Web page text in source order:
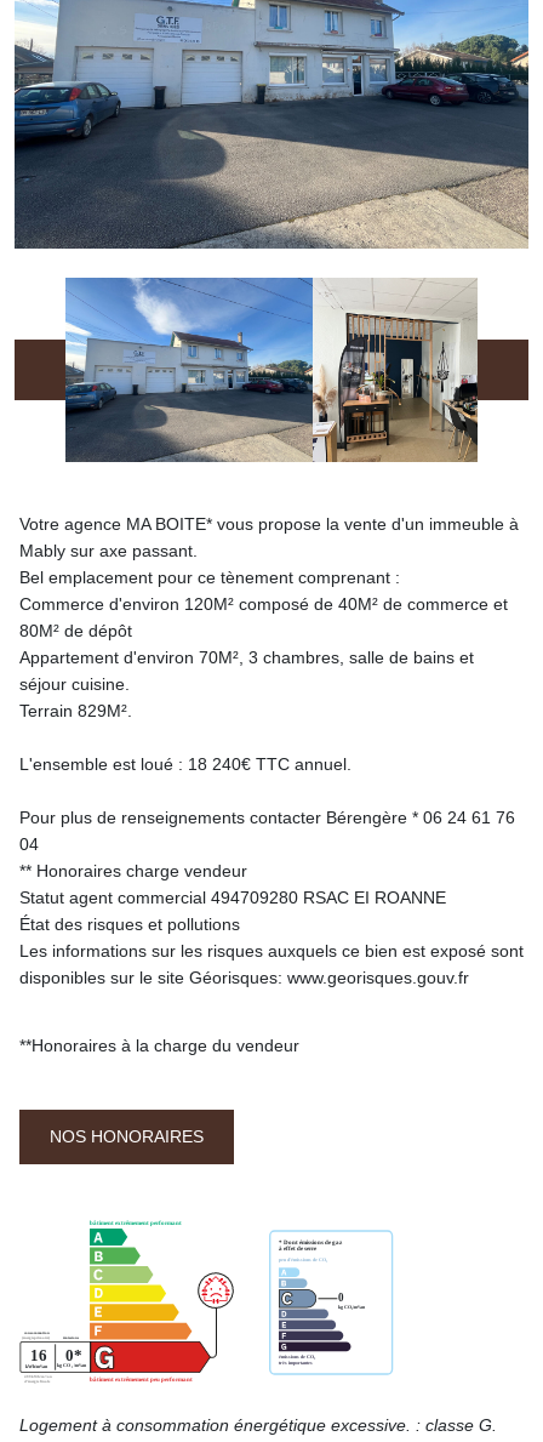
Votre agence MA BOITE* vous propose la vente d'un immeuble à
Mably sur axe passant.
Bel emplacement pour ce tènement comprenant :
Commerce d'environ 120M² composé de 40M² de commerce et
80M² de dépôt
Appartement d'environ 70M², 3 chambres, salle de bains et
séjour cuisine.
Terrain 829M².
L'ensemble est loué : 18 240€ TTC annuel.
Pour plus de renseignements contacter Bérengère * 06 24 61 76
04
** Honoraires charge vendeur
Statut agent commercial 494709280 RSAC EI ROANNE
État des risques et pollutions
Les informations sur les risques auxquels ce bien est exposé sont
disponibles sur le site Géorisques: www.georisques.gouv.fr
**Honoraires à la charge du vendeur
NOS HONORAIRES
Logement à consommation énergétique excessive. : classe G.